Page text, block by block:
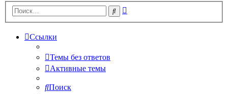
Поиск
Ссылки
Темы без ответов
Активные темы
Поиск